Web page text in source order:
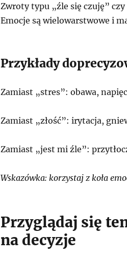
Zwroty typu „źle się czuję”
Emocje są wielowarstwowe i
Przykłady
Zamiast „stres”: obawa,
Zamiast „złość”: irytacja,
Zamiast „jest mi źle”:
Wskazówka: korzystaj z koła
Przyglądaj się
na decyzje